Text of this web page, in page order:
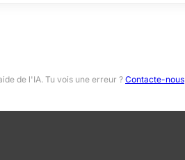
de l'IA. Tu vois une erreur ? Contacte-nous